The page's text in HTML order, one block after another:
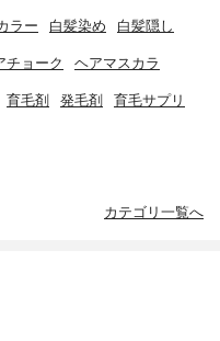
ラー 白髪染め 白髪隠し
チョーク ヘアマスカラ
育毛剤 発毛剤 育毛サプリ
カテゴリ一覧へ